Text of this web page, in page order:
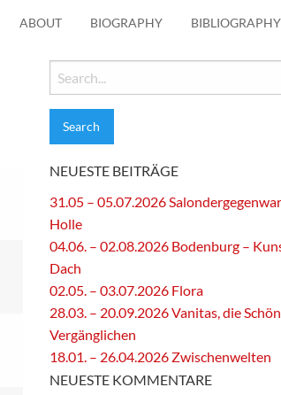
ABOUT BIOGRAPHY BIBLIOGRAPHY
Search
for:
NEUESTE BEITRÄGE
31.05 – 05.07.2026
Holle
04.06. – 02.08.2026 Bodenburg –
Dach
02.05. – 03.07.2026 Flora
28.03. – 20.09.2026 Vanitas, die
Vergänglichen
18.01. – 26.04.2026 Zwischenwelten
NEUESTE KOMMENTARE